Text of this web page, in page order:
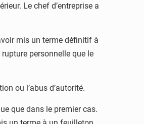
Le chef d’entreprise a
mis un terme définitif à
personnelle que le
ou l’abus d’autorité.
que dans le premier cas.